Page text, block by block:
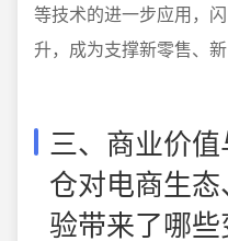
等技术的进一步应用，
升，成为支撑新零售、
三、商业价
仓对电商生
验带来了哪些